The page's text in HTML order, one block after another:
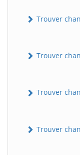
Trouver
Trouver
Trouver
Trouver